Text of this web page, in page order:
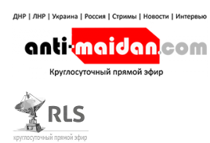
содержимому
Антимайдан:
на Украине
гражданской войне на Украине, включая
ЛНР и других регионах.